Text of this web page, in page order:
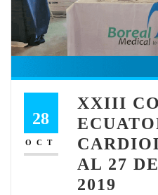
28
OCT
XXIII
AL 27
2019